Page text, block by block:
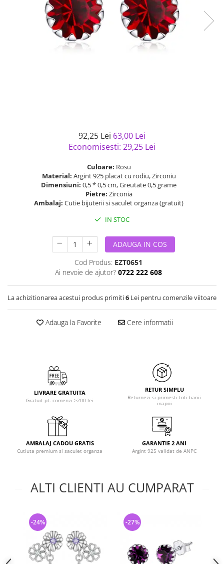
semipretioase
Bijuterii argint placat cu aur
Bijuterii argint cu diverse
Bijuterii de Lux
Bijuterii gotice si rock
Bijuterii Handmade
Solutii si lavete de curatare
92,25 Lei 63,00 Lei
Economisesti: 29,25 Lei
Culoare: Rosu
Material: Argint 925 placat cu rodiu, Zirconiu
Dimensiuni: 0,5 * 0,5 cm, Greutate 0,5 grame
Pietre: Zirconia
Ambalaj: Cutie bijuterii si saculet organza (gratuit)
IN STOC
ADAUGA IN COS
Cod Produs: EZT0651
Ai nevoie de ajutor? 0722 222 608
La achizitionarea acestui produs primiti6 Lei pentru comenzile viitoare
Adauga la Favorite Cere informatii
LIVRARE GRATUITA
Gratuit pt. comenzi >200 lei
RETUR SIMPLU
Returnezi si primesti toti banii
inapoi
AMBALAJ CADOU GRATIS
Cutiuta premium si saculet organza
GARANTIE 2 ANI
Argint 925 validat de ANPC
ALTI CLIENTI AU CUMPARAT
-24% -27%